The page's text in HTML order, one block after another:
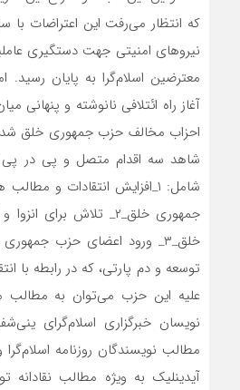
که انتظار می‌رفت این اعتراضات با
نیروهای امنیتی جهت دستگیری
معترضین اسلام‌گرا به پایان رسید.
آغاز راه ائتلافی نانوشته و پنهانی
احزاب مخالف حزب جمهوری خلق
شاهد سه اقدام متصل و پی در پی
شامل: ۱_افزایش انتقادات و
جمهوری خلق_۲_ تلاش
خلق_۳_ ورود اعضای حزب
توسعه و دم پارتی، که در رابطه با
علیه این حزب می‌توان به مطالب
نویسان خبرگزاری اسلام‌گرای
مطالب نویسندگان روزنامه
آیدینلیک به ویژه مطالب نقادانه